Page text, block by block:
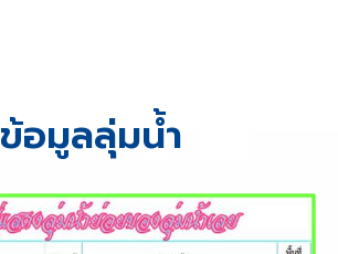
ข้อมูลลุ่มน้ำ